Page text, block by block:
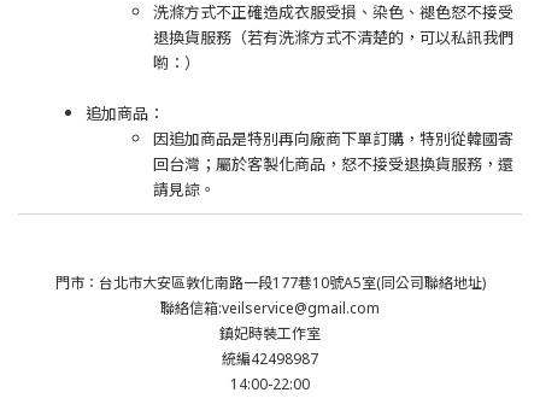
洗滌方式不正確造成衣服受損、染色、褪色怒不接受
退換貨服務（若有洗滌方式不清楚的，可以私訊我們
喲：）
追加商品：
因追加商品是特別再向廠商下單訂購，特別從韓國寄
回台灣；屬於客製化商品，怒不接受退換貨服務，還
請見諒。
門市：台北市大安區敦化南路一段177巷10號A5室(同公司聯絡地址)
聯絡信箱:veilservice@gmail.com
鎮妃時裝工作室
統編42498987
14:00-22:00